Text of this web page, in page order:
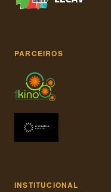
PARCEIROS
INSTITUCIONAL